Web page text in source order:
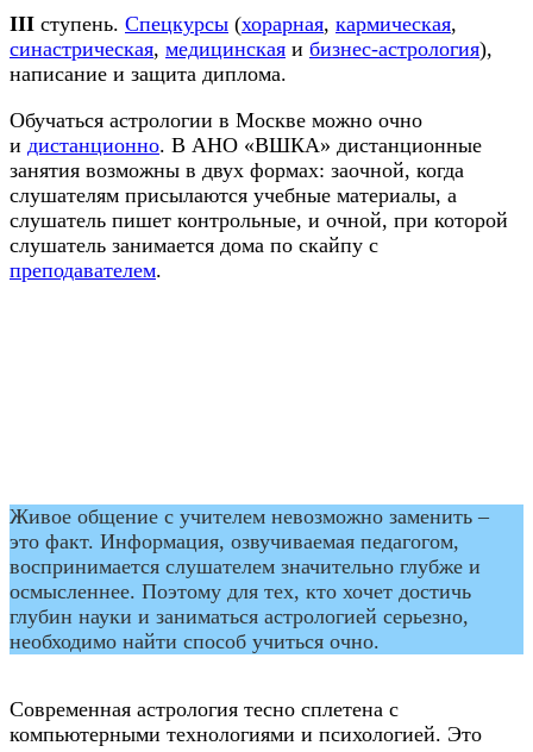
III ступень. Спецкурсы (хорарная, кармическая,
синастрическая, медицинская и бизнес-астрология),
написание и защита диплома.
Обучаться астрологии в Москве можно очно
и дистанционно. В АНО «ВШКА» дистанционные
занятия возможны в двух формах: заочной, когда
слушателям присылаются учебные материалы, а
слушатель пишет контрольные, и очной, при которой
слушатель занимается дома по скайпу с
преподавателем.
Живое общение с учителем невозможно заменить –
это факт. Информация, озвучиваемая педагогом,
воспринимается слушателем значительно глубже и
осмысленнее. Поэтому для тех, кто хочет достичь
глубин науки и заниматься астрологией серьезно,
необходимо найти способ учиться очно.
Современная астрология тесно сплетена с
компьютерными технологиями и психологией. Это